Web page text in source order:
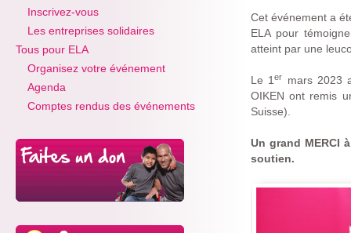
Inscrivez-vous
Les entreprises solidaires
Tous pour ELA
Organisez votre événement
Agenda
Comptes rendus des événements
Cet événement a
ELA pour
atteint par une
Le 1er
mars 2023
OIKEN ont remis
Suisse).
Un grand MERCI
soutien.